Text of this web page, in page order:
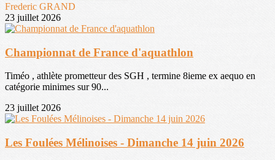
Frederic GRAND
23 juillet 2026
Championnat de France d'aquathlon
Timéo , athlète prometteur des SGH , termine 8ieme ex aequo en
catégorie minimes sur 90...
23 juillet 2026
Les Foulées Mélinoises - Dimanche 14 juin 2026